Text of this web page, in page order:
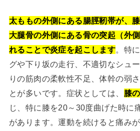
太ももの外側にある腸脛靭帯が、
大腿骨の外側にある骨の突起（外
れることで炎症を起こします。特
グや下り坂の走行、不適切なシュ
りの筋肉の柔軟性不足、体幹の弱
とが多いです。症状としては、 膝
じ、特に膝を20～30度曲げた時に
があります。運動を続けると痛み